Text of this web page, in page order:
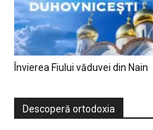
Învierea Fiului văduvei din Nain
Descoperă ortodoxia